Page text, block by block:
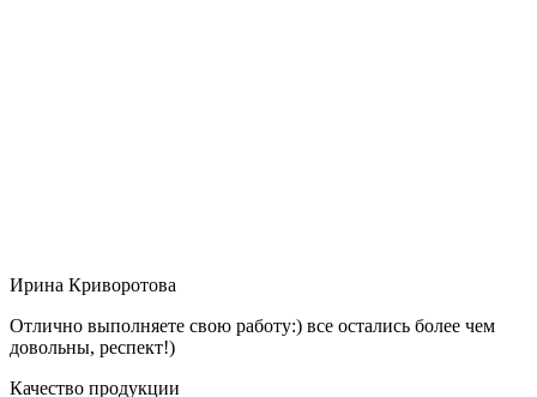
Ирина Криворотова
Отлично выполняете свою работу:) все остались более чем
довольны, респект!)
Качество продукции